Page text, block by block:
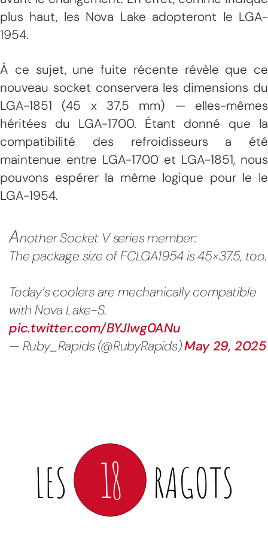
plus haut, les Nova Lake adopteront le LGA-
1954.
À ce sujet, une fuite récente révèle que ce
nouveau socket conservera les dimensions du
LGA-1851 (45 x 37,5 mm) — elles-mêmes
héritées du LGA-1700. Étant donné que la
compatibilité des refroidisseurs a été
maintenue entre LGA-1700 et LGA-1851, nous
pouvons espérer la même logique pour le le
LGA-1954.
Another Socket V series member:
The package size of FCLGA1954 is 45×37.5, too.
Today‘s coolers are mechanically compatible
with Nova Lake-S.
pic.twitter.com/BYJIwg0ANu
— Ruby_Rapids (@RubyRapids)May 29, 2025
LES 18 RAGOTS